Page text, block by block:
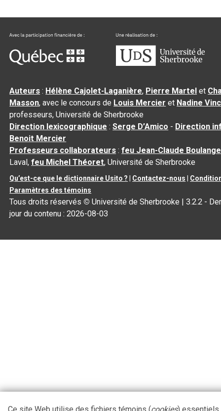
Auteurs : Hélène Cajolet-Laganière, Pierre Martel et
Masson, avec le concours de Louis Mercier et Nadine
professeurs, Université de Sherbrooke
Direction lexicographique :Serge D’Amico - Direction
Benoit Mercier
Professeurs collaborateurs :feu Jean-Claude
Laval,feu Michel Théoret, Université de Sherbrooke
Qu’est-ce que le dictionnaire Usito ? Contactez-nous
Paramètres des témoins
Tous droits réservés © Université de Sherbrooke |3.2.2 -
jour du contenu :2026-08-03